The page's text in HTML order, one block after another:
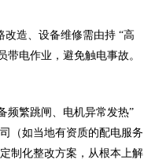
改造、设备维修需由持 “高
带电作业，避免触电事故。
频繁跳闸、电机异常发热”
（如当地有资质的配电服务
制化整改方案，从根本上解